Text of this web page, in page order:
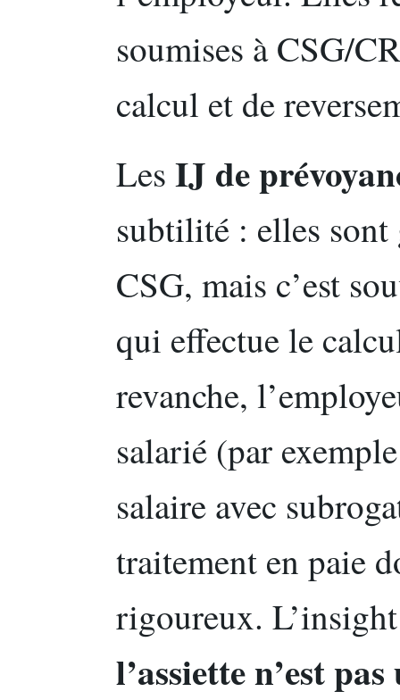
soumises à CSG/
calcul et de
Les IJ de
subtilité : elles sont
CSG, mais c’est
qui effectue le
revanche,
salarié (par
salaire avec
traitement en paie
rigoureux.
l’assiette n’est